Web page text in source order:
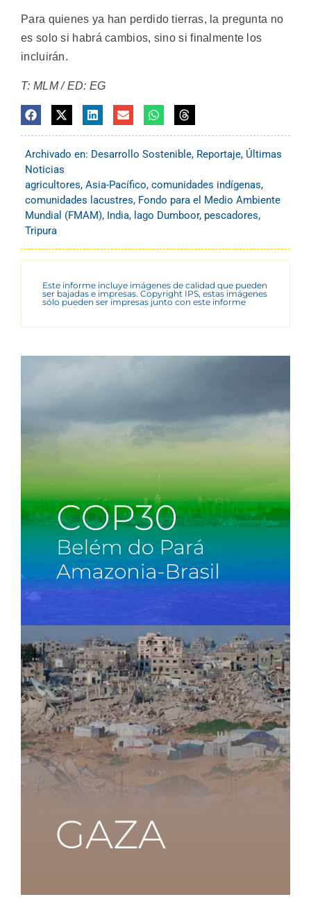
Para quienes ya han perdido tierras, la pregunta no
es solo si habrá cambios, sino si finalmente los
incluirán.
T: MLM / ED: EG
Archivado en: Desarrollo Sostenible, Reportaje, Últimas
Noticias
agricultores, Asia-Pacífico, comunidades indígenas,
comunidades lacustres, Fondo para el Medio Ambiente
Mundial (FMAM), India, lago Dumboor, pescadores,
Tripura
Este informe incluye imágenes de calidad que pueden
ser bajadas e impresas. Copyright IPS, estas imágenes
sólo pueden ser impresas junto con este informe